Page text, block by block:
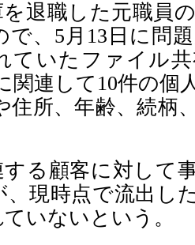
を退職した元職員
で、5月13日に問
ていたファイル
関連して10件の個
住所、年齢、続柄
する顧客に対して
、現時点で流出し
いないという。